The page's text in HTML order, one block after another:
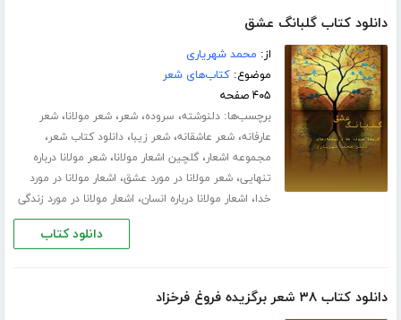
دانلود کتاب گلبانگ عشق
از: محمد شهریاری
موضوع:کتاب‌های شعر
۴۰۵ صفحه
برچسب‌ها:دلنوشته، سروده،شعر،شعر مولانا،شعر
عارفانه،شعر عاشقانه،شعر زیبا،دانلود کتاب شعر،
مجموعه اشعار،گلچین اشعار مولانا،شعر مولانا درباره
تنهایی،شعر مولانا در مورد عشق، اشعار مولانا در مورد
خدا، اشعار مولانا درباره انسان، اشعار مولانا در مورد زندگی
دانلود کتاب
دانلود کتاب ۳۸ شعر برگزیده فروغ فرخزاد